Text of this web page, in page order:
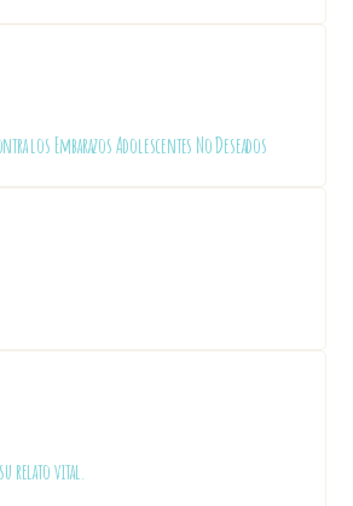
los Embarazos Adolescentes No Deseados
relato vital.